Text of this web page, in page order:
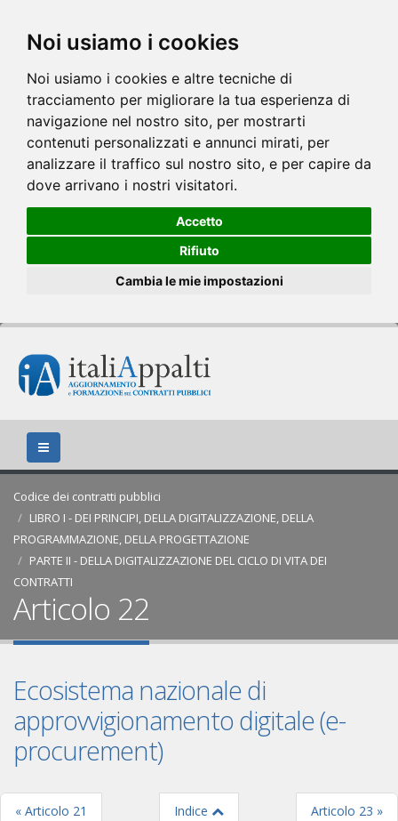
Noi usiamo i cookies
Noi usiamo i cookies e altre tecniche di
tracciamento per migliorare la tua esperienza di
navigazione nel nostro sito, per mostrarti
contenuti personalizzati e annunci mirati, per
analizzare il traffico sul nostro sito, e per capire da
dove arrivano i nostri visitatori.
Accetto
Rifiuto
Cambia le mie impostazioni
Codice dei contratti pubblici
LIBRO I - DEI PRINCIPI, DELLA DIGITALIZZAZIONE, DELLA
PROGRAMMAZIONE, DELLA PROGETTAZIONE
PARTE II - DELLA DIGITALIZZAZIONE DEL CICLO DI VITA DEI
CONTRATTI
Articolo 22
Ecosistema nazionale di
approvvigionamento digitale (e-
procurement)
« Articolo 21 Indice Articolo 23 »